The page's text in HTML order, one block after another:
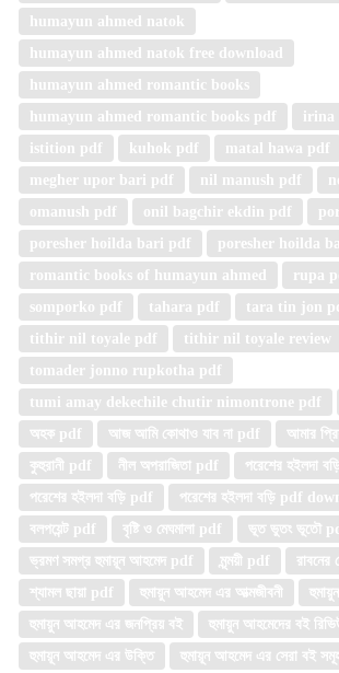
humayun ahmed natok
humayun ahmed natok free download
humayun ahmed romantic books
humayun ahmed romantic books pdf
irina
istition pdf
kuhok pdf
matal hawa pdf
megher upor bari pdf
nil manush pdf
omanush pdf
onil bagchir ekdin pdf
poresher hoilda bari pdf
poresher hoilda
romantic books of humayun ahmed
rupa
somporko pdf
tahara pdf
tara tin jon
tithir nil toyale pdf
tithir nil toyale review
tomader jonno rupkotha pdf
tumi amay dekechile chutir nimontrone pdf
অহক pdf
আজ আমি কোথাও যাব না pdf
আমার
কুহুরানী pdf
নীল অপরাজিতা pdf
পরেশের হইলদা
পরেশের হইলদা বড়ি pdf
পরেশের হইলদা বড়ি pdf
বলপয়েন্ট pdf
বৃষ্টি ও মেঘমালা pdf
ভূত ভুতং ভূতৌ
ভ্রমণ সমগ্র হুমায়ূন আহমেদ pdf
মৃন্ময়ী pdf
শ্যামল ছায়া pdf
হুমায়ুন আহমেদ এর আত্মজীবনী
হুমায়ুন আহমেদ এর জনপ্রিয় বই
হুমায়ুন আহমেদের বই
হুমায়ূন আহমেদ এর উক্তি
হুমায়ূন আহমেদ এর সেরা বই